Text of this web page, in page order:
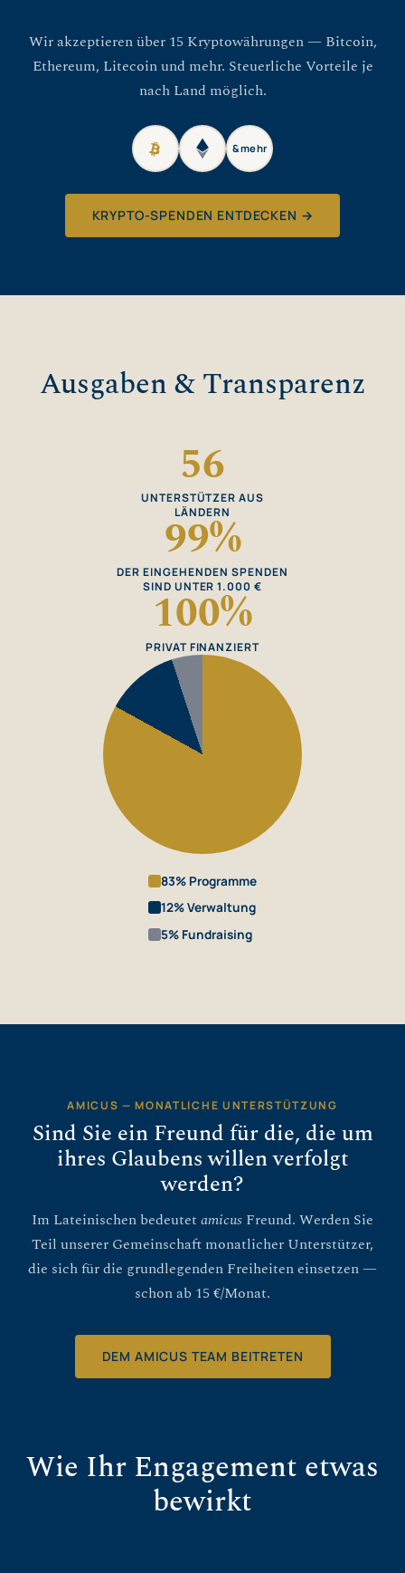
Wir akzeptieren über 15 Kryptowährungen — Bitcoin,
Ethereum, Litecoin und mehr. Steuerliche Vorteile je
nach Land möglich.
& mehr
KRYPTO-SPENDEN ENTDECKEN →
Ausgaben & Transparenz
56
UNTERSTÜTZER AUS
LÄNDERN
99%
DER EINGEHENDEN SPENDEN
SIND UNTER 1.000 €
100%
PRIVAT FINANZIERT
83% Programme
12% Verwaltung
5% Fundraising
AMICUS — MONATLICHE UNTERSTÜTZUNG
Sind Sie ein Freund für die, die um
ihres Glaubens willen verfolgt
werden?
Im Lateinischen bedeutet amicus Freund. Werden Sie
Teil unserer Gemeinschaft monatlicher Unterstützer,
die sich für die grundlegenden Freiheiten einsetzen —
schon ab 15 €/Monat.
DEM AMICUS TEAM BEITRETEN
Wie Ihr Engagement etwas
bewirkt